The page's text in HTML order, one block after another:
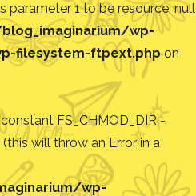
parameter 1 to be resource, null
wp-
filesystem-ftpext.phpon
FS_CHMOD_DIR -
will throw an Error in a
wp-